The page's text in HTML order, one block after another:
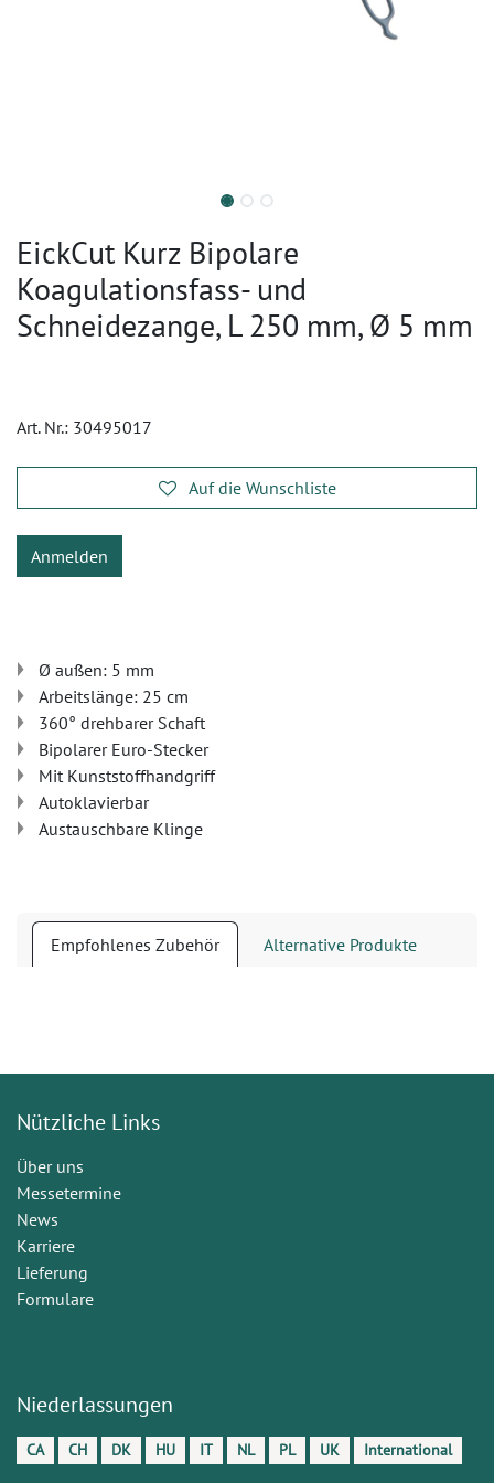
EickCut Kurz Bipolare
Koagulationsfass- und
Schneidezange, L 250 mm, Ø 5 mm
Art. Nr.: 30495017
Auf die Wunschliste
Anmelden
Ø außen: 5 mm
Arbeitslänge: 25 cm
360° drehbarer Schaft
Bipolarer Euro-Stecker
Mit Kunststoffhandgriff
Autoklavierbar
Austauschbare Klinge
Empfohlenes Zubehör Alternative Produkte
Nützliche Links
Über uns
Messetermine
News
Karriere
Lieferung
Formulare
Niederlassungen
CA CH DK HU IT NL PL UK International